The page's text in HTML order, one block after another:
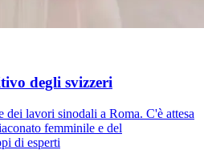
degli svizzeri
lavori sinodali a Roma. C'è attesa
femminile e del
di esperti